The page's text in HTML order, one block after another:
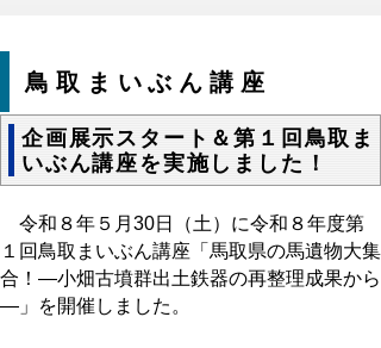
鳥取まいぶん講座
企画展示スタート＆第１回鳥取ま
いぶん講座を実施しました！
令和８年５月30日（土）に令和８年度第
１回鳥取まいぶん講座「馬取県の馬遺物大集
合！―小畑古墳群出土鉄器の再整理成果から
―」を開催しました。